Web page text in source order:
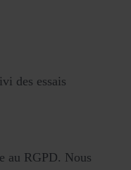
des essais
au RGPD. Nous